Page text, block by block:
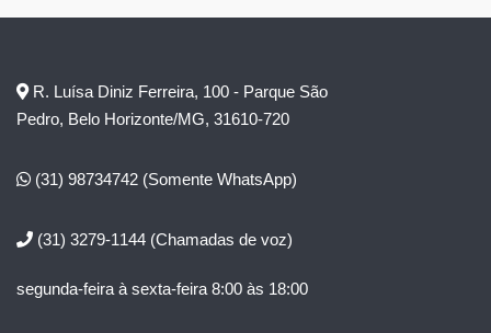
R. Luísa Diniz Ferreira, 100 - Parque São
Pedro, Belo Horizonte/MG, 31610-720
(31) 98734742 (Somente WhatsApp)
(31) 3279-1144 (Chamadas de voz)
segunda-feira à sexta-feira 8:00 às 18:00